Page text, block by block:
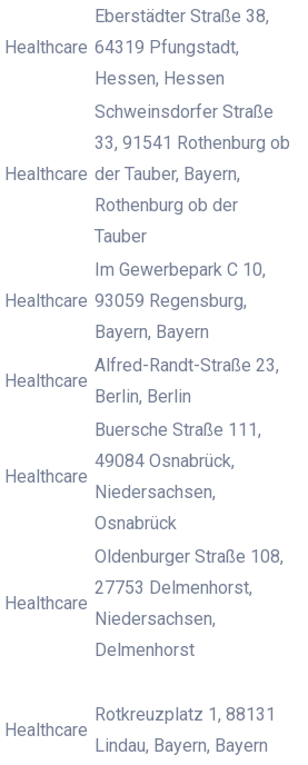
Healthcare
Eberstädter Straße 38,
64319 Pfungstadt,
Hessen, Hessen
Healthcare
Schweinsdorfer Straße
33, 91541 Rothenburg ob
der Tauber, Bayern,
Rothenburg ob der
Tauber
Healthcare
Im Gewerbepark C 10,
93059 Regensburg,
Bayern, Bayern
Healthcare
Alfred-Randt-Straße 23,
Berlin, Berlin
Healthcare
Buersche Straße 111,
49084 Osnabrück,
Niedersachsen,
Osnabrück
Healthcare
Oldenburger Straße 108,
27753 Delmenhorst,
Niedersachsen,
Delmenhorst
Healthcare
Rotkreuzplatz 1, 88131
Lindau, Bayern, Bayern